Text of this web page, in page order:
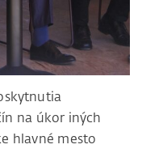
na úkor iných
hlavné mesto